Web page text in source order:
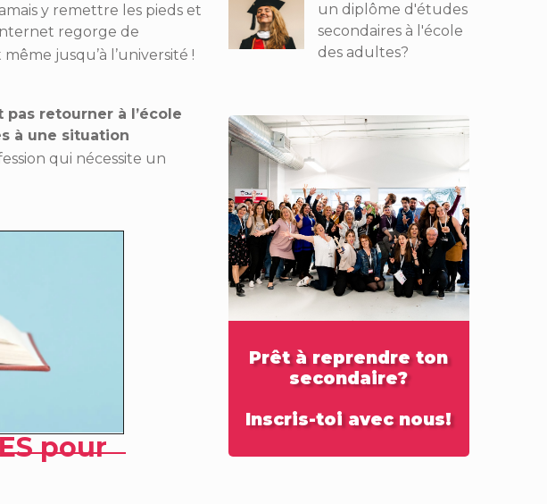
y remettre les pieds et
Internet regorge de
jusqu’à l’université !
retourner à l’école
à une situation
qui nécessite un
pour
un diplôme d'études
secondaires à l'école
des adultes?
Prêt à reprendre ton
secondaire?
Inscris-toi avec nous!